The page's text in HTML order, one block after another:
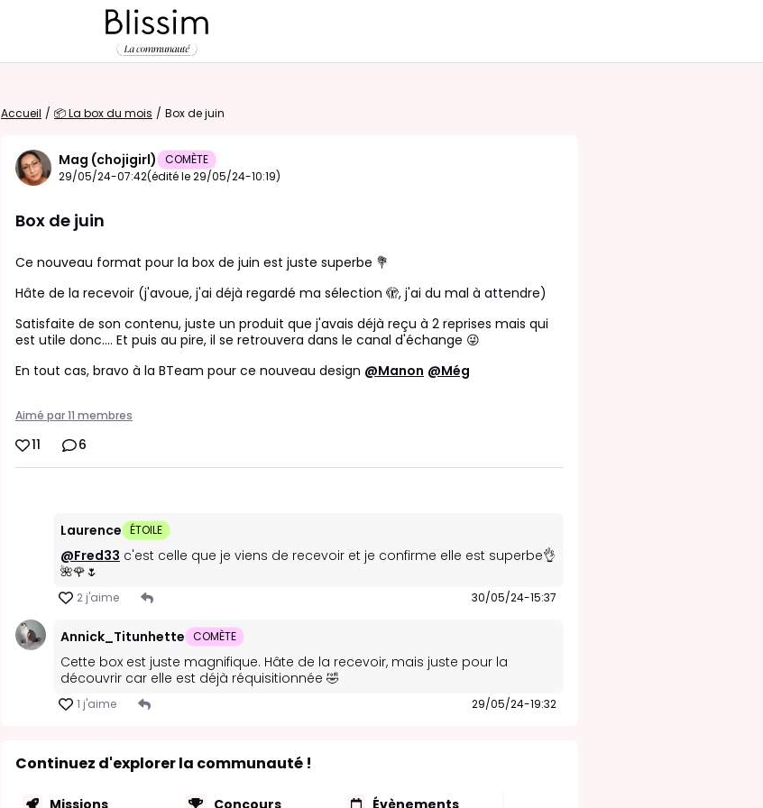
Accueil / 📦 La box du mois / Box de juin
Mag (chojigirl)
COMÈTE
29/05/24-07:42(édité le 29/05/24-10:19)
Box de juin
Ce nouveau format pour la box de juin est juste superbe 💐
Hâte de la recevoir (j'avoue, j'ai déjà regardé ma sélection 🫣, j'ai du mal à attendre)
Satisfaite de son contenu, juste un produit que j'avais déjà reçu à 2 reprises mais qui
est utile donc.... Et puis au pire, il se retrouvera dans le canal d'échange 😜
En tout cas, bravo à la BTeam pour ce nouveau design @Manon @Még
Aimé par 11 membres
11 6
Laurence ÉTOILE
@Fred33 c'est celle que je viens de recevoir et je confirme elle est superbe👌
🌺🌹🌷
2 j'aime 30/05/24-15:37
Annick_Titunhette COMÈTE
Cette box est juste magnifique. Hâte de la recevoir, mais juste pour la
découvrir car elle est déjà réquisitionnée 🤣
1 j'aime 29/05/24-19:32
Continuez d'explorer la communauté !